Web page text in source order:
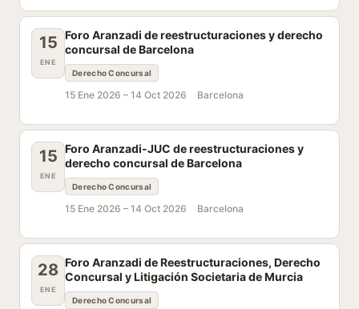
15
ENE
Foro Aranzadi de reestructuraciones y derecho
concursal de Barcelona
Derecho Concursal
15 Ene 2026 – 14 Oct 2026 Barcelona
15
ENE
Foro Aranzadi-JUC de reestructuraciones y
derecho concursal de Barcelona
Derecho Concursal
15 Ene 2026 – 14 Oct 2026 Barcelona
28
ENE
Foro Aranzadi de Reestructuraciones, Derecho
Concursal y Litigación Societaria de Murcia
Derecho Concursal